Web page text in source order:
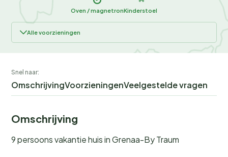
Oven / magnetronKinderstoel
Alle voorzieningen
Snel naar:
OmschrijvingVoorzieningenVeelgestelde vragen
Omschrijving
9 persoons vakantie huis in Grenaa-By Traum